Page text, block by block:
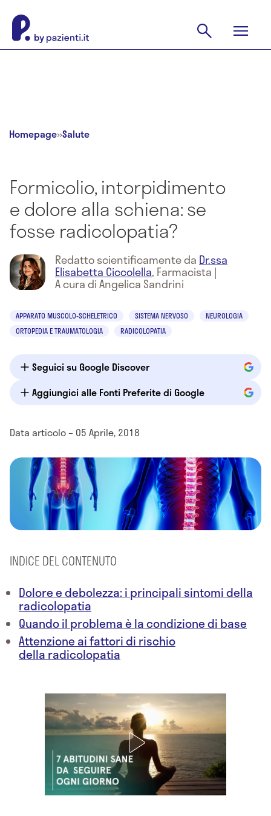
Homepage»Salute
Formicolio, intorpidimento
e dolore alla schiena: se
fosse radicolopatia?
Redatto scientificamente da Dr.ssa
Elisabetta Ciccolella, Farmacista |
A cura di Angelica Sandrini
APPARATO MUSCOLO-SCHELETRICO SISTEMA NERVOSO
NEUROLOGIA
ORTOPEDIA E TRAUMATOLOGIA
RADICOLOPATIA
Seguici su Google Discover
Aggiungici alle Fonti Preferite di Google
Data articolo – 05 Aprile, 2018
INDICE DEL CONTENUTO
Dolore e debolezza: i principali sintomi della
radicolopatia
Quando il problema è la condizione di base
Attenzione ai fattori di rischio
della radicolopatia